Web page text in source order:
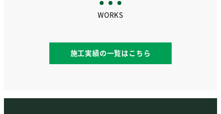
WORKS
施工実績の一覧はこちら